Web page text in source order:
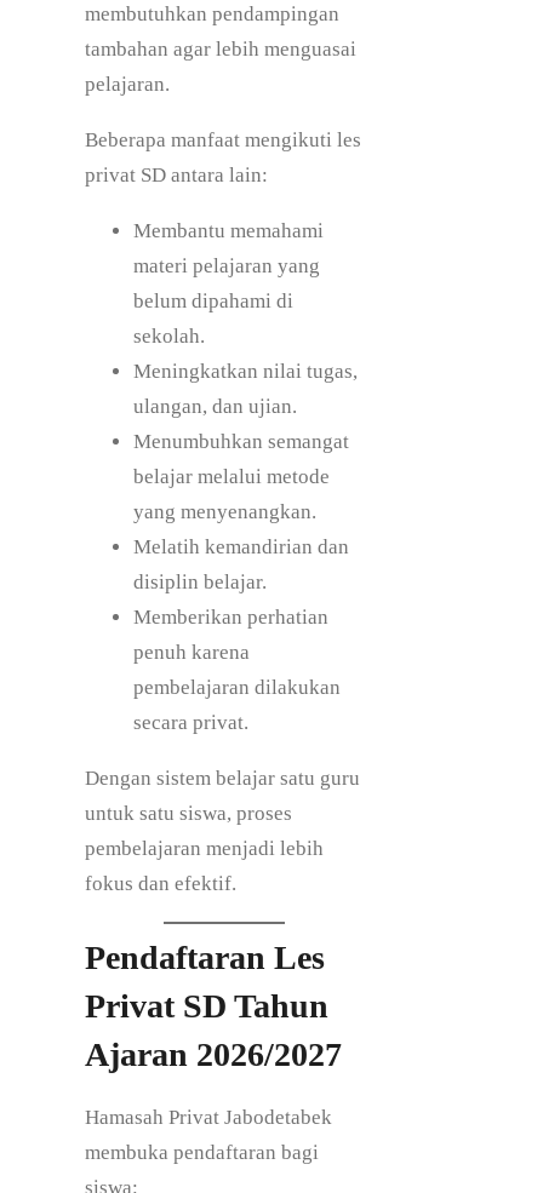
membutuhkan pendampingan
tambahan agar lebih menguasai
pelajaran.
Beberapa manfaat mengikuti les
privat SD antara lain:
Membantu memahami
materi pelajaran yang
belum dipahami di
sekolah.
Meningkatkan nilai tugas,
ulangan, dan ujian.
Menumbuhkan semangat
belajar melalui metode
yang menyenangkan.
Melatih kemandirian dan
disiplin belajar.
Memberikan perhatian
penuh karena
pembelajaran dilakukan
secara privat.
Dengan sistem belajar satu guru
untuk satu siswa, proses
pembelajaran menjadi lebih
fokus dan efektif.
Pendaftaran Les
Privat SD Tahun
Ajaran 2026/2027
Hamasah Privat Jabodetabek
membuka pendaftaran bagi
siswa: